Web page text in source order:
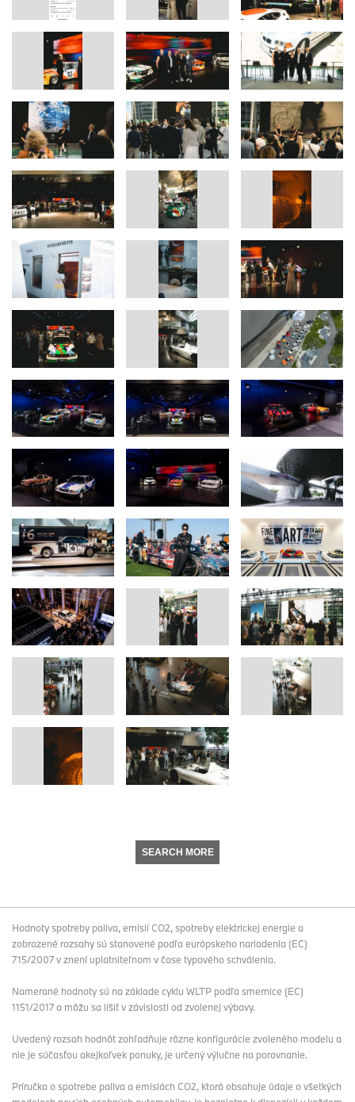
SEARCH MORE
Hodnoty spotreby paliva, emisií CO2, spotreby elektrickej energie a
zobrazené rozsahy sú stanovené podľa európskeho nariadenia (EC)
715/2007 v znení uplatniteľnom v čase typového schválenia.
Namerané hodnoty sú na základe cyklu WLTP podľa smernice (EC)
1151/2017 a môžu sa líšiť v závislosti od zvolenej výbavy.
Uvedený rozsah hodnôt zohľadňuje rôzne konfigurácie zvoleného modelu a
nie je súčasťou akejkoľvek ponuky, je určený výlučne na porovnanie.
Príručka o spotrebe paliva a emisiách CO2, ktorá obsahuje údaje o všetkých